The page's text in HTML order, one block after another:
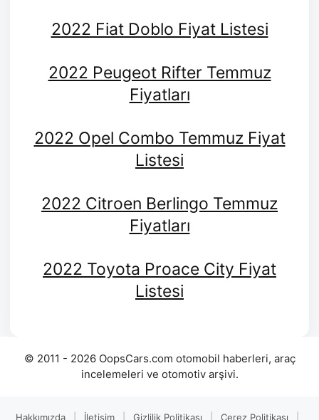
2022 Fiat Doblo Fiyat Listesi
2022 Peugeot Rifter Temmuz
Fiyatları
2022 Opel Combo Temmuz Fiyat
Listesi
2022 Citroen Berlingo Temmuz
Fiyatları
2022 Toyota Proace City Fiyat
Listesi
© 2011 - 2026 OopsCars.com otomobil haberleri, araç
incelemeleri ve otomotiv arşivi.
Hakkımızda İletişim Gizlilik Politikası Çerez Politikası